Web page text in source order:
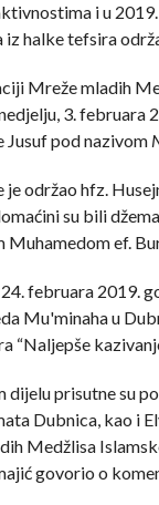
i u
iz halke tefsira
Mreže mladih
3. februara
Jusuf pod nazivom
je održao hfz.
su bili
Muhamedom ef.
februara 2019.
Mu'minaha u
“Naljepše
dijelu prisutne su
Dubnica, kao i
Medžlisa
govorio o